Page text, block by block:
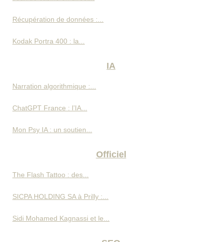
Récupération de données :...
Kodak Portra 400 : la...
IA
Narration algorithmique :...
ChatGPT France : l’IA...
Mon Psy IA : un soutien...
Officiel
The Flash Tattoo : des...
SICPA HOLDING SA à Prilly :...
Sidi Mohamed Kagnassi et le...